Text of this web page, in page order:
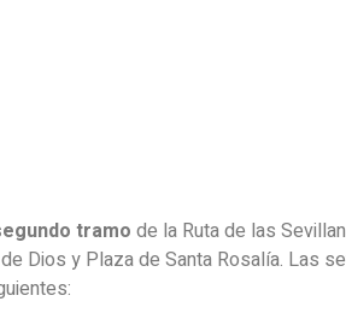
tramo de la Ruta de las
Dios y Plaza de Santa Rosalía. Las